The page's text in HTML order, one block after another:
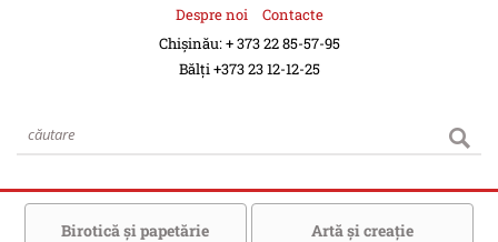
Despre noi
Contacte
Chișinău: + 373 22 85-57-95
Bălți +373 23 12-12-25
Birotică şi papetărie Artă şi creaţie